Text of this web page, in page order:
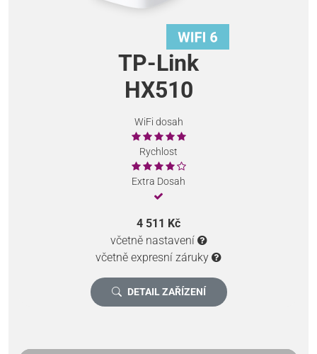
TP-Link
HX510
WiFi dosah
Rychlost
Extra Dosah
4 511 Kč
včetně nastavení
včetně expresní záruky
DETAIL ZAŘÍZENÍ